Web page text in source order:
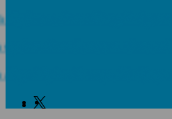
tecknar långsiktigt avtal
som växte när
Alpine Europe fördjupar
Facebook
Twitter